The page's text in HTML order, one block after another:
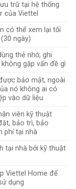
trữ tại hệ thống
của Viettel
có thể xem lại tối
ngày)
thẻ nhớ, ghi
gặp vấn đề gì
bảo mật, ngoài
nó không ai có
vào dữ liệu
viên kỹ thuật
bảo trì, bảo
phí tại nhà
tại nhà bởi kỹ thuật
Viettel Home để
dụng